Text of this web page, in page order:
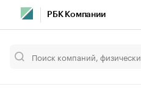
РБК Компании